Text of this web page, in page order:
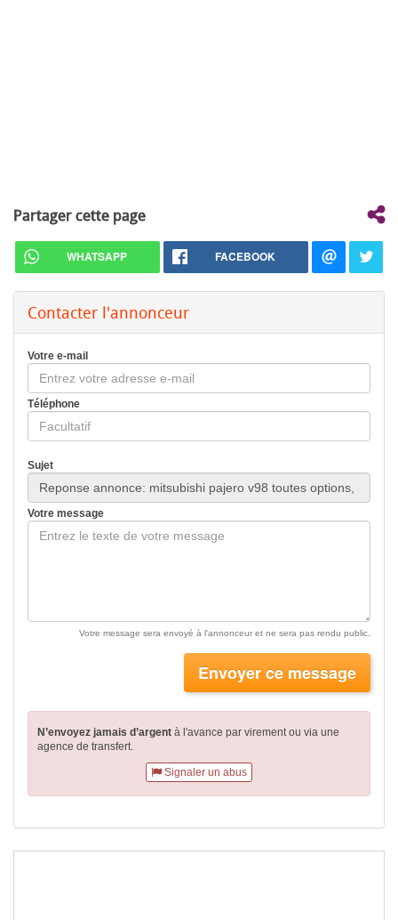
Partager cette page
WHATSAPP FACEBOOK
Contacter l'annonceur
Votre e-mail
Téléphone
Sujet
Votre message
Votre message sera envoyé à l'annonceur et ne sera pas rendu public.
Envoyer ce message
N’envoyez jamais d’argent à l'avance par virementou via une
agence de transfert.
Signaler un abus